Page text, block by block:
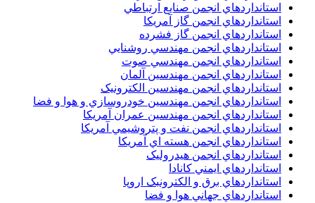
استانداردهاي انجمن صنايع ارتباطي
استانداردهاي انجمن گاز آمريکا
استانداردهاي انجمن گاز فشرده
استانداردهاي انجمن مهندسي روشنايي
استانداردهاي انجمن مهندسي صوت
استانداردهاي انجمن مهندسين آلمان
استانداردهاي انجمن مهندسين الکترونيک
استانداردهاي انجمن مهندسين خودروسازي و هوا و فضا
استانداردهاي انجمن مهندسين عمران آمريکا
استانداردهاي انجمن نفت و پتروشيمي آمريکا
استانداردهاي انجمن هسته اي آمريکا
استانداردهاي انجمن هيدروليک
استانداردهاي ايمني کانادا
استانداردهاي برق و الکترونبک اروپا
استانداردهاي جهاني هوا و فضا